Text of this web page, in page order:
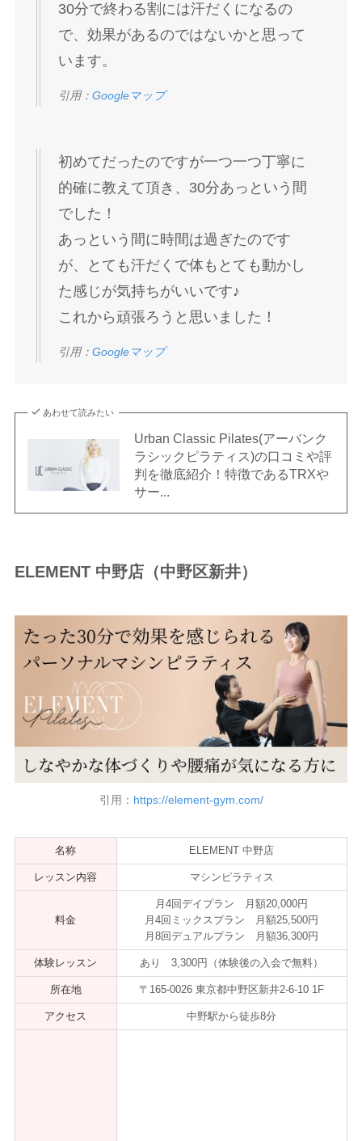
30分で終わる割には汗だくになるの
で、効果があるのではないかと思って
います。
引用： Googleマップ
初めてだったのですが一つ一つ丁寧に
的確に教えて頂き、30分あっという間
でした！
あっという間に時間は過ぎたのです
が、とても汗だくで体もとても動かし
た感じが気持ちがいいです♪
これから頑張ろうと思いました！
引用： Googleマップ
あわせて読みたい
Urban Classic Pilates(アーバンク
ラシックピラティス)の口コミや評
判を徹底紹介！特徴であるTRXや
サー...
ELEMENT 中野店（中野区新井）
引用： https://element-gym.com/
名称 ELEMENT 中野店
レッスン内容 マシンピラティス
料金
月4回デイプラン 月額20,000円
月4回ミックスプラン 月額25,500円
月8回デュアルプラン 月額36,300円
体験レッスン あり 3,300円（体験後の入会で無料）
所在地 〒165-0026 東京都中野区新井2-6-10 1F
アクセス 中野駅から徒歩8分